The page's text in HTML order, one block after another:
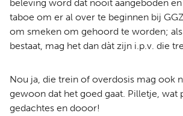
beleving word dat nooit aangeboden
taboe om er al over te beginnen bij
om smeken om gehoord te worden;
bestaat, mag het dan dàt zijn i.p.v. die
Nou ja, die trein of overdosis mag ook
gewoon dat het goed gaat. Pilletje, wat
gedachtes en dooor!